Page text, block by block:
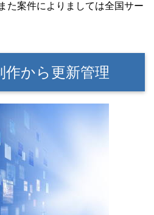
た案件によりましては全国サー
から更新管理